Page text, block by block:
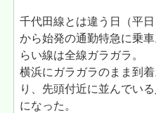
千代田線とは違う日（平
から始発の通勤特急に乗
らい線は全線ガラガラ。
横浜にガラガラのまま到
り、先頭付近に並んでい
になった。